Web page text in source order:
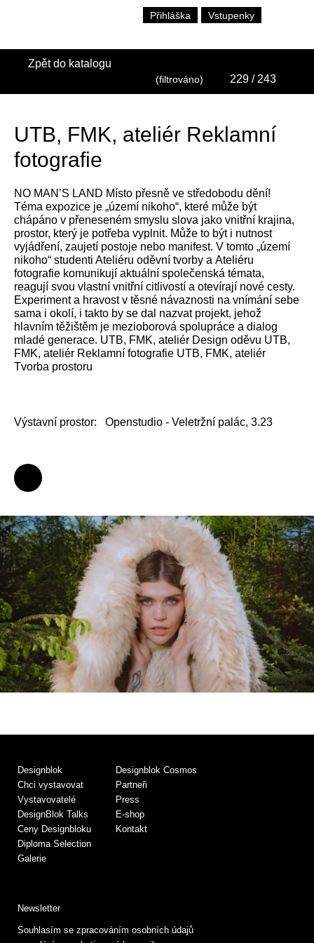
Přihláška Vstupenky
Zpět do katalogu
(filtrováno) 229 / 243
UTB, FMK, ateliér Reklamní
fotografie
NO MAN’S LAND Místo přesně ve středobodu dění!
Téma expozice je „území nikoho“, které může být
chápáno v přeneseném smyslu slova jako vnitřní krajina,
prostor, který je potřeba vyplnit. Může to být i nutnost
vyjádření, zaujetí postoje nebo manifest. V tomto „území
nikoho“ studenti Ateliéru oděvní tvorby a Ateliéru
fotografie komunikují aktuální společenská témata,
reagují svou vlastní vnitřní citlivostí a otevírají nové cesty.
Experiment a hravost v těsné návaznosti na vnímání sebe
sama i okolí, i takto by se dal nazvat projekt, jehož
hlavním těžištěm je mezioborová spolupráce a dialog
mladé generace. UTB, FMK, ateliér Design oděvu UTB,
FMK, ateliér Reklamní fotografie UTB, FMK, ateliér
Tvorba prostoru
Výstavní prostor: Openstudio - Veletržní palác, 3.23
Designblok
Chci vystavovat
Vystavovatelé
DesignBlok Talks
Ceny Designbloku
Diploma Selection
Galerie
Designblok Cosmos
Partneři
Press
E-shop
Kontakt
Newsletter
Souhlasím se zpracováním osobních údajů